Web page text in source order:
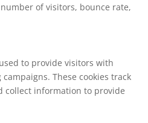
of visitors, bounce rate,
to provide visitors with
These cookies track
collect information to provide